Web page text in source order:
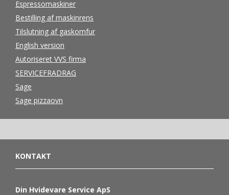
Espressomaskiner
Bestilling af maskinrens
Tilslutning af gaskomfur
English version
Autoriseret VVS firma
SERVICEFRADRAG
Sage
Sage pizzaovn
KONTAKT
Din Hvidevare Service ApS